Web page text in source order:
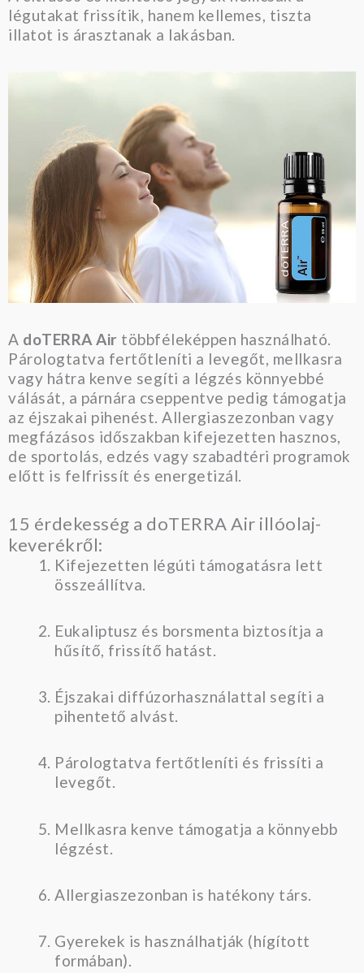
légutakat frissítik, hanem kellemes, tiszta
illatot is árasztanak a lakásban.
A doTERRA Air többféleképpen használható.
Párologtatva fertőtleníti a levegőt, mellkasra
vagy hátra kenve segíti a légzés könnyebbé
válását, a párnára cseppentve pedig támogatja
az éjszakai pihenést. Allergiaszezonban vagy
megfázásos időszakban kifejezetten hasznos,
de sportolás, edzés vagy szabadtéri programok
előtt is felfrissít és energetizál.
15 érdekesség a doTERRA Air illóolaj-
keverékről:
Kifejezetten légúti támogatásra lett
összeállítva.
Eukaliptusz és borsmenta biztosítja a
hűsítő, frissítő hatást.
Éjszakai diffúzorhasználattal segíti a
pihentető alvást.
Párologtatva fertőtleníti és frissíti a
levegőt.
Mellkasra kenve támogatja a könnyebb
légzést.
Allergiaszezonban is hatékony társ.
Gyerekek is használhatják (hígított
formában).